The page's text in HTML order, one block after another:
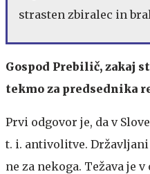
strasten zbiralec in
Gospod Prebilič, zakaj
tekmo za predsednika
Prvi odgovor je, da v
t. i. antivolitve.
ne za nekoga. Težava je